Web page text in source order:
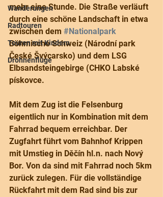
Wanderungen
Radtouren
Touren mit Kindern
Drohnenflüge
mehr eine Stunde. Die Straße verläuft
durch eine schöne Landschaft in etwa
zwischen dem #Nationalpark
Böhmische Schweiz (Národní park
České Švýcarsko) und dem LSG
Elbsandsteingebirge (CHKO Labské
pískovce.
Mit dem Zug ist die Felsenburg
eigentlich nur in Kombination mit dem
Fahrrad bequem erreichbar. Der
Zugfahrt führt vom Bahnhof Krippen
mit Umstieg in Děčín hl.n. nach Nový
Bor. Von da sind mit Fahrrad noch 5km
zurück zulegen. Für die vollständige
Rückfahrt mit dem Rad sind bis zur